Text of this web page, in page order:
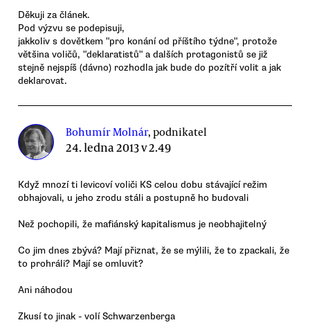
Děkuji za článek.
Pod výzvu se podepisuji,
jakkoliv s dovětkem "pro konání od příštího týdne", protože
většina voličů, "deklaratistů" a dalších protagonistů se již
stejně nejspíš (dávno) rozhodla jak bude do pozítří volit a jak
deklarovat.
Bohumír Molnár, podnikatel
24. ledna 2013 v 2.49
Když mnozí ti levicoví voliči KS celou dobu stávající režim
obhajovali, u jeho zrodu stáli a postupně ho budovali
Než pochopili, že mafiánský kapitalismus je neobhajitelný
Co jim dnes zbývá? Mají přiznat, že se mýlili, že to zpackali, že
to prohráli? Mají se omluvit?
Ani náhodou
Zkusí to jinak - volí Schwarzenberga